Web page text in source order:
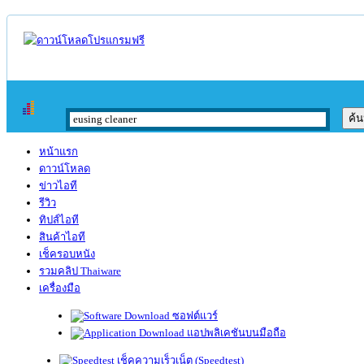
หน้าแรก
ดาวน์โหลด
ข่าวไอที
รีวิว
ทิปส์ไอที
สินค้าไอที
เช็ครอบหนัง
รวมคลิป Thaiware
เครื่องมือ
ซอฟต์แวร์
แอปพลิเคชันบนมือถือ
เช็คความเร็วเน็ต (Speedtest)